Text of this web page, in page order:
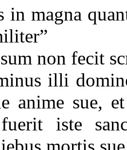
in magna
non fecit
illi
anime sue,
iste